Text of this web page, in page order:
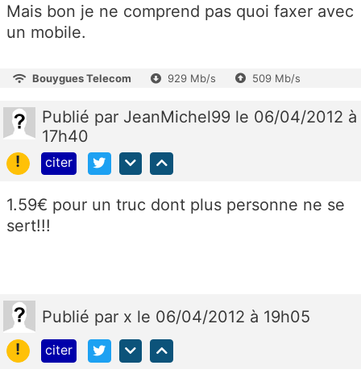
Mais bon je ne comprend pas quoi faxer avec
un mobile.
Bouygues Telecom 929 Mb/s 509 Mb/s
Publié par JeanMichel99 le 06/04/2012 à
17h40
!
citer
1.59€ pour un truc dont plus personne ne se
sert!!!
Publié par x le 06/04/2012 à 19h05
!
citer